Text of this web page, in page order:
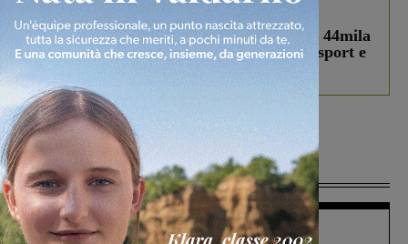
In vetrina 3 Agosto 2026
Estra Notizie agosto: Smart Cities, oltre 44mila
studenti coinvolti, torna il bando per lo sport e
debutta il podcast Estrair
Più lette
Figline Incisa Valdarno 1 Agosto 2026